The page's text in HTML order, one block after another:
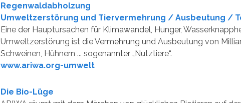
Regenwaldabholzung
Umweltzerstörung und Tiervermehrung / Ausbeutung /
Eine der Hauptursachen für Klimawandel, Hunger,
Umweltzerstörung ist die Vermehrung und Ausbeutung von
Schweinen, Hühnern ... sogenannter „Nutztiere“.
www.ariwa.org-umwelt
Die Bio-Lüge